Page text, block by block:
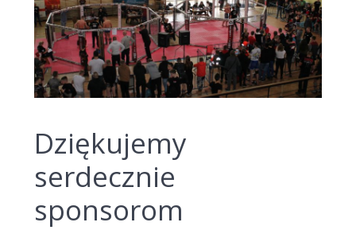
Dziękujemy
serdecznie
sponsorom